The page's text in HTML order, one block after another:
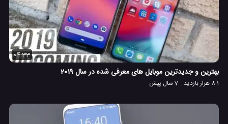
04:33
بهترین و جدیدترین موبایل های معرفی شده در سال 2019
8.1 هزار بازدید 7 سال پیش